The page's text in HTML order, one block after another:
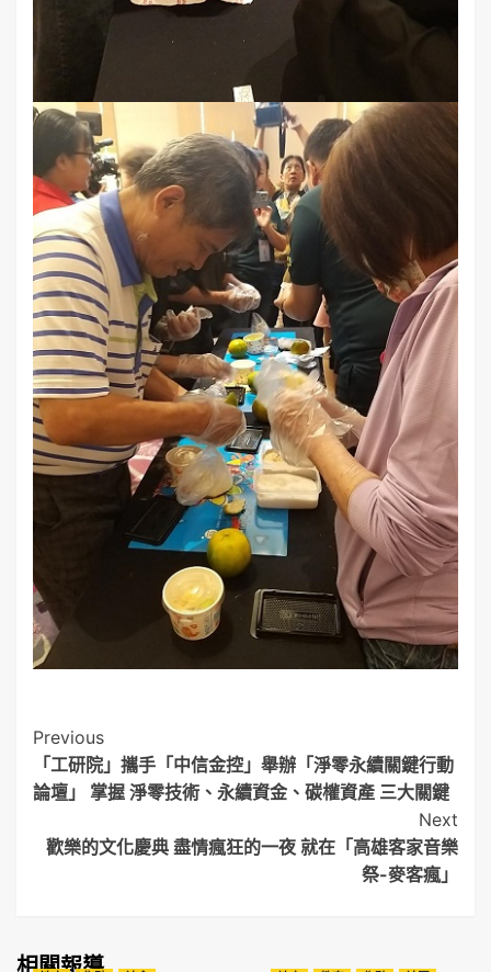
Post
Navigation
Previous
「工研院」攜手「中信金控」舉辦「淨零永續關鍵行動
論壇」 掌握 淨零技術、永續資金、碳權資產 三大關鍵
Next
歡樂的文化慶典 盡情瘋狂的一夜 就在「高雄客家音樂
祭-麥客瘋」